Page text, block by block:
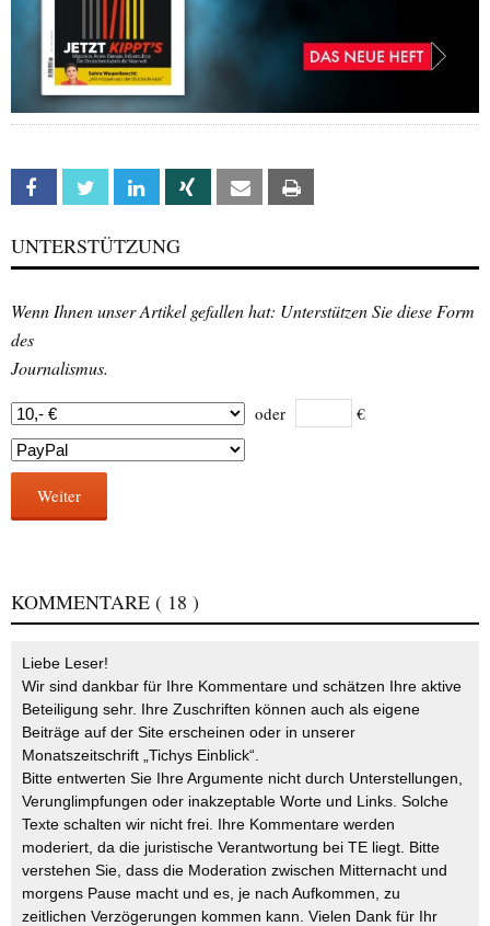
Facebook Twitter Linkedin Xing Email
UNTERSTÜTZUNG
Wenn Ihnen unser Artikel gefallen hat: Unterstützen Sie diese Form
des
Journalismus.
oder €
Weiter
KOMMENTARE ( 18 )
Liebe Leser!
Wir sind dankbar für Ihre Kommentare und schätzen Ihre aktive
Beteiligung sehr. Ihre Zuschriften können auch als eigene
Beiträge auf der Site erscheinen oder in unserer
Monatszeitschrift „Tichys Einblick“.
Bitte entwerten Sie Ihre Argumente nicht durch Unterstellungen,
Verunglimpfungen oder inakzeptable Worte und Links. Solche
Texte schalten wir nicht frei. Ihre Kommentare werden
moderiert, da die juristische Verantwortung bei TE liegt. Bitte
verstehen Sie, dass die Moderation zwischen Mitternacht und
morgens Pause macht und es, je nach Aufkommen, zu
zeitlichen Verzögerungen kommen kann. Vielen Dank für Ihr